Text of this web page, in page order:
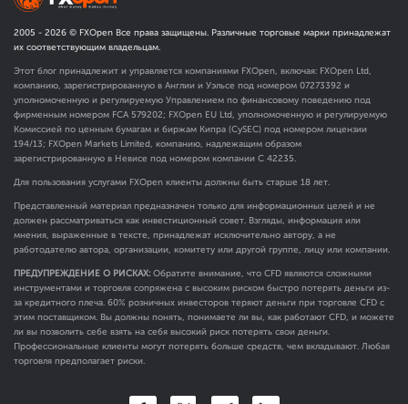
2005 - 2026 © FXOpen Все права защищены. Различные торговые марки принадлежат
их соответствующим владельцам.
Этот блог принадлежит и управляется компаниями FXOpen, включая: FXOpen Ltd,
компанию, зарегистрированную в Англии и Уэльсе под номером 07273392 и
уполномоченную и регулируемую Управлением по финансовому поведению под
фирменным номером FCA 579202; FXOpen EU Ltd, уполномоченную и регулируемую
Комиссией по ценным бумагам и биржам Кипра (CySEC) под номером лицензии
194/13; FXOpen Markets Limited, компанию, надлежащим образом
зарегистрированную в Невисе под номером компании C 42235.
Для пользования услугами FXOpen клиенты должны быть старше 18 лет.
Представленный материал предназначен только для информационных целей и не
должен рассматриваться как инвестиционный совет. Взгляды, информация или
мнения, выраженные в тексте, принадлежат исключительно автору, а не
работодателю автора, организации, комитету или другой группе, лицу или компании.
ПРЕДУПРЕЖДЕНИЕ О РИСКАХ: Обратите внимание, что CFD являются сложными
инструментами и торговля сопряжена с высоким риском быстро потерять деньги из-
за кредитного плеча. 60% розничных инвесторов теряют деньги при торговле CFD с
этим поставщиком. Вы должны понять, понимаете ли вы, как работают CFD, и можете
ли вы позволить себе взять на себя высокий риск потерять свои деньги.
Профессиональные клиенты могут потерять больше средств, чем вкладывают. Любая
торговля предполагает риски.